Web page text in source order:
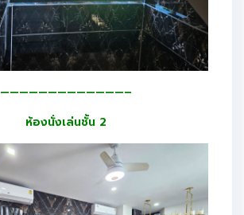
—————————————–
ห้องนั่งเล่นชั้น 2